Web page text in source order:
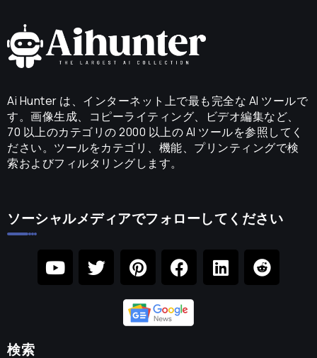
Ai Hunter は、インターネット上で最も完全な AI ツールで
す。画像生成、コピーライティング、ビデオ編集など、
70 以上のカテゴリの 2000 以上の AI ツールを参照してく
ださい。ツールをカテゴリ、機能、プリンティングで検
索およびフィルタリングします。
ソーシャルメディアでフォローしてください
検索